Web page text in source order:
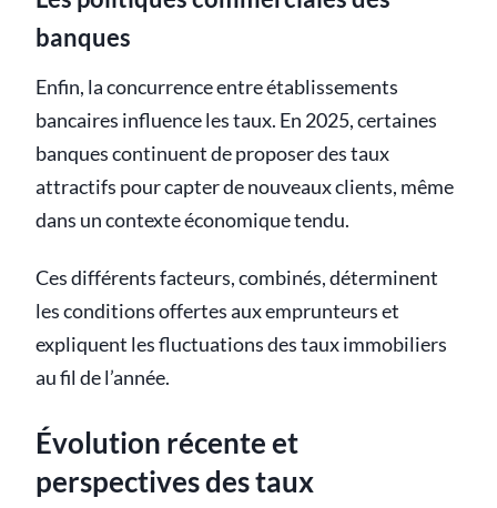
banques
Enfin, la concurrence entre établissements
bancaires influence les taux. En 2025, certaines
banques continuent de proposer des taux
attractifs pour capter de nouveaux clients, même
dans un contexte économique tendu.
Ces différents facteurs, combinés, déterminent
les conditions offertes aux emprunteurs et
expliquent les fluctuations des taux immobiliers
au fil de l’année.
Évolution récente et
perspectives des taux